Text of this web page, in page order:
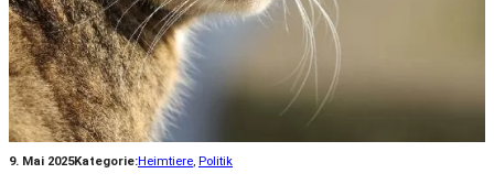
9. Mai 2025Kategorie:Heimtiere, Politik